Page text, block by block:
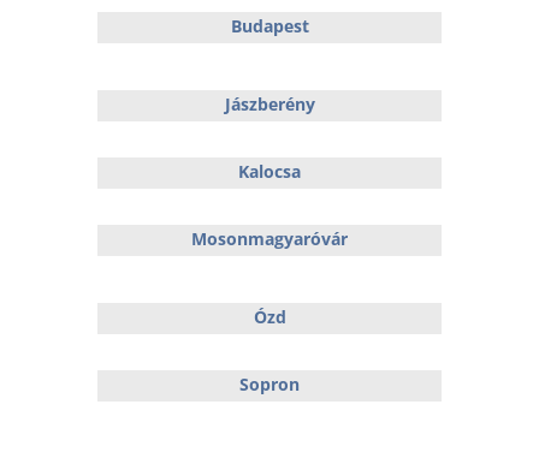
Budapest
Jászberény
Kalocsa
Mosonmagyaróvár
Ózd
Sopron